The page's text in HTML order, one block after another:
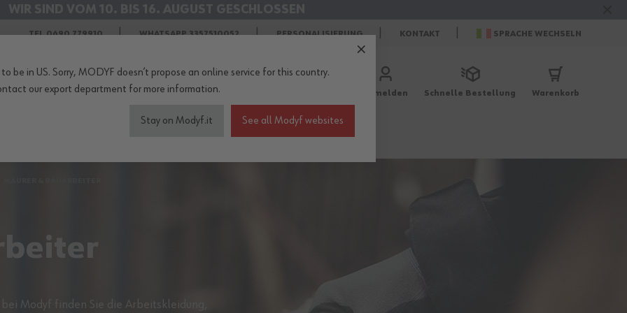
KOSTENLOSER VERSAND IM AUGUST
WIR SIND VOM 10. BIS 16. AUGUST GESCHLOSSEN
TEL 0690 779910 WHATSAPP 3357510052 PERSONALISIERUNG KONTAKT SPRACHE WECHSELN
Anmelden Schnelle Bestellung Warenkorb
SicherheitsschuheWetterschutzZubehörBerufe
Modyf finden Sie die Arbeitskleidung,
to be in US. Sorry, MODYF doesn’t propose an online service for this country.
our export department for more information.
Stay on Modyf.it See all Modyf websites